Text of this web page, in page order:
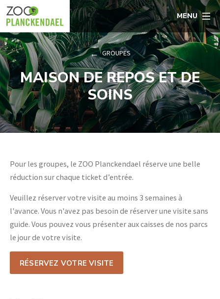
MENU
GROUPES
MAISON DE REPOS ET DE
SOINS
Pour les groupes, le ZOO Planckendael réserve une belle
réduction sur chaque ticket d’entrée.
Veuillez réserver votre visite au moins 3 semaines à
l'avance. Vous n'avez pas besoin de réserver une visite sans
guide. Vous pouvez vous présenter aux caisses de nos parcs
le jour de votre visite.
RÉSERVEZ VOTRE VISITE